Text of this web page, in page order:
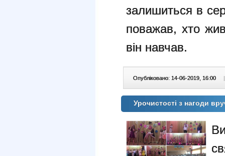
залишиться в
поважав, хто
він навчав.
Опубліковано: 14-06-2019, 16:00
Урочистості з нагоди